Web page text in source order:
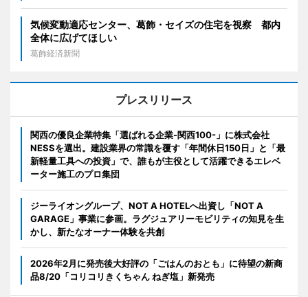
気候変動適応センター、葛飾・セイズの住宅を視察 都内
全体に広げてほしい
葛飾経済新聞
プレスリリース
関西の優良企業特集「選ばれる企業-関西100-」に株式会社
NESSを選出。建設業界の常識を覆す「年間休日150日」と「最
新軽量工具への投資」で、誰もが主役として活躍できるエレベ
ーター施工のプロ集団
ジーライオングループ、NOT A HOTELへ出資し「NOT A
GARAGE」事業に参画。ラグジュアリーモビリティの知見を生
かし、新たなオーナー体験を共創
2026年2月に発売後大好評の「ごはんのおとも」に待望の新商
品8/20「コリコリきくちゃん ねぎ塩」新発売